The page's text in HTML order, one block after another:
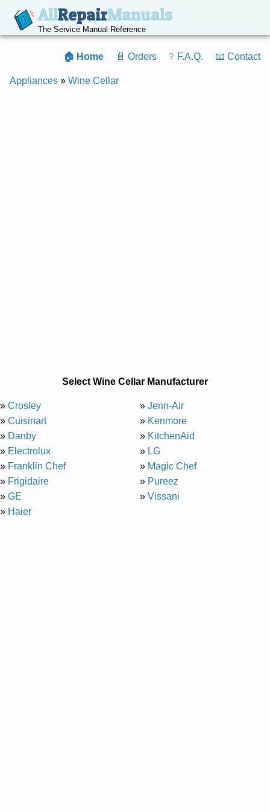
AllRepairManuals
The Service Manual Reference
🏠 Home 📄 Orders ❔ F.A.Q. 📧 Contact
Appliances » Wine Cellar
Select Wine Cellar Manufacturer
» Crosley
» Cuisinart
» Danby
» Electrolux
» Franklin Chef
» Frigidaire
» GE
» Haier
» Jenn-Air
» Kenmore
» KitchenAid
» LG
» Magic Chef
» Pureez
» Vissani